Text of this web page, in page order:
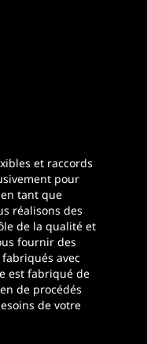
et raccords
pour
tant que
réalisons des
de la qualité et
fournir des
avec
est fabriqué de
de procédés
de votre